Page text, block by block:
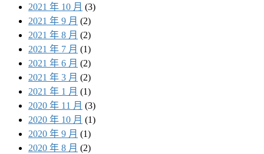
2021 年 10 月 (3)
2021 年 9 月 (2)
2021 年 8 月 (2)
2021 年 7 月 (1)
2021 年 6 月 (2)
2021 年 3 月 (2)
2021 年 1 月 (1)
2020 年 11 月 (3)
2020 年 10 月 (1)
2020 年 9 月 (1)
2020 年 8 月 (2)